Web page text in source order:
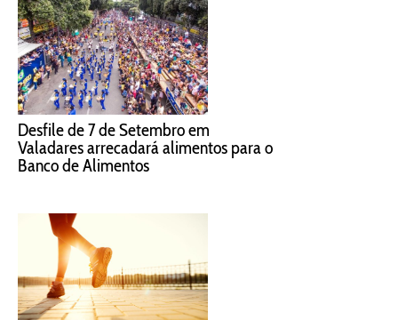
Desfile de 7 de Setembro em
Valadares arrecadará alimentos para o
Banco de Alimentos